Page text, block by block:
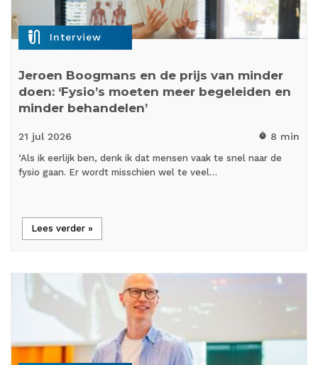
mic_external_on Interview
Jeroen Boogmans en de prijs van minder
doen: ‘Fysio’s moeten meer begeleiden en
minder behandelen’
21 jul 2026 timer 8 min
‘Als ik eerlijk ben, denk ik dat mensen vaak te snel naar de
fysio gaan. Er wordt misschien wel te veel…
Lees verder »